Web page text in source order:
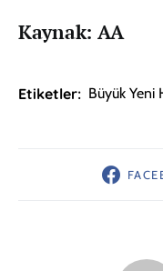
Kaynak: AA
Etiketler: Büyük Yeni